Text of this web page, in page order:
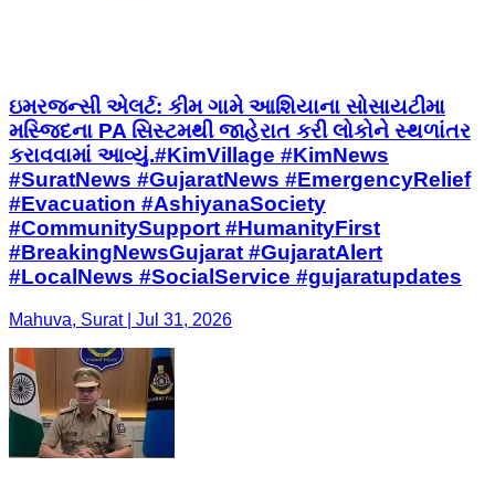
ઇમરજન્સી એલર્ટ: કીમ ગામે આશિયાના સોસાયટીમા
મસ્જિદના PA સિસ્ટમથી જાહેરાત કરી લોકોને સ્થળાંતર
કરાવવામાં આવ્યું. ​#KimVillage #KimNews
#SuratNews #GujaratNews #EmergencyRelief
#Evacuation #AshiyanaSociety
#CommunitySupport #HumanityFirst
#BreakingNewsGujarat #GujaratAlert
#LocalNews #SocialService #gujaratupdates
Mahuva, Surat | Jul 31, 2026